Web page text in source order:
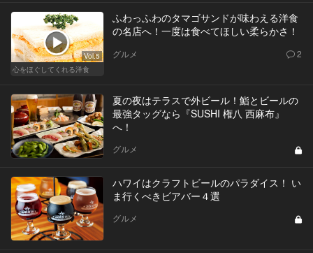
Vol.5
心をほぐしてくれる洋食
ふわっふわのタマゴサンドが味わえる洋食
の名店へ！一度は食べてほしい柔らかさ！
グルメ 2
夏の夜はテラスで外ビール！鮨とビールの
最強タッグなら『SUSHI 権八 西麻布』
へ！
グルメ
ハワイはクラフトビールのパラダイス！ い
ま行くべきビアバー４選
グルメ